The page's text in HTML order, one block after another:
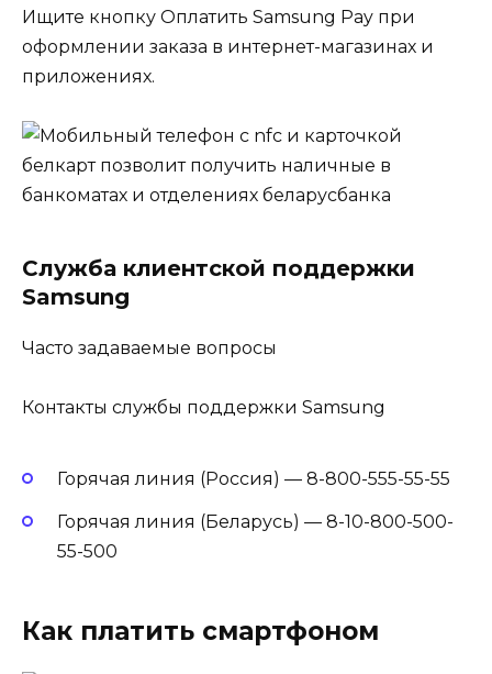
Ищите кнопку Оплатить Samsung Pay при
оформлении заказа в интернет-магазинах и
приложениях.
Служба клиентской поддержки
Samsung
Часто задаваемые вопросы
Контакты службы поддержки Samsung
Горячая линия (Россия) — 8-800-555-55-55
Горячая линия (Беларусь) — 8-10-800-500-
55-500
Как платить смартфоном